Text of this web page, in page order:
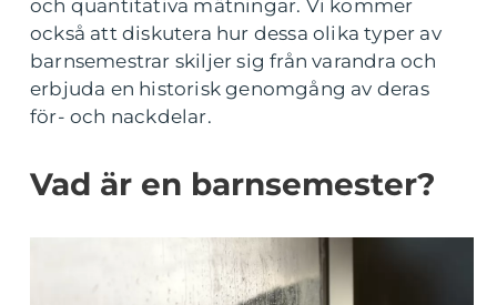
och quantitativa mätningar. Vi kommer
också att diskutera hur dessa olika typer av
barnsemestrar skiljer sig från varandra och
erbjuda en historisk genomgång av deras
för- och nackdelar.
Vad är en barnsemester?